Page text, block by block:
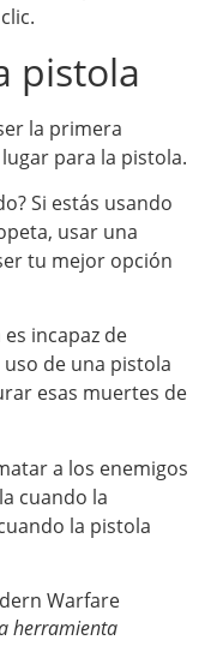
pistola
la primera
para la pistola.
Si estás usando
usar una
tu mejor opción
incapaz de
de una pistola
esas muertes de
a los enemigos
cuando la
la pistola
herramienta